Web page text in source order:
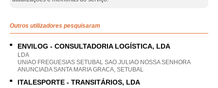
Outros utilizadores pesquisaram
ENVILOG - CONSULTADORIA LOGÍSTICA, LDA
LDA
UNIAO FREGUESIAS SETUBAL SAO JULIAO NOSSA SENHORA
ANUNCIADA SANTA MARIA GRACA, SETUBAL
ITALESPORTE - TRANSITÁRIOS, LDA